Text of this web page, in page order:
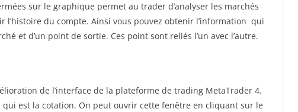
sur le graphique permet au trader d’analyser les marchés
l’histoire du compte. Ainsi vous pouvez obtenir l’information qui
et d’un point de sortie. Ces point sont reliés l’un avec l’autre.
de l’interface de la plateforme de trading MetaTrader 4.
est la cotation. On peut ouvrir cette fenêtre en cliquant sur le